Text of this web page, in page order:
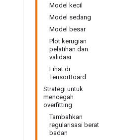
Model kecil
Model sedang
Model besar
Plot kerugian
pelatihan dan
validasi
Lihat di
TensorBoard
Strategi untuk
mencegah
overfitting
Tambahkan
regularisasi berat
badan